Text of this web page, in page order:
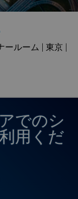
ルーム | 東京 |
でのシ
用くだ